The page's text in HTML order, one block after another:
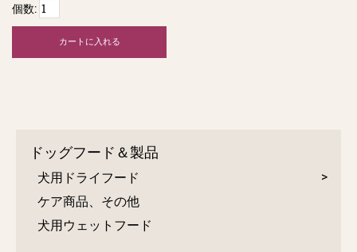
個数:
カートに入れる
ドッグフード＆製品
犬用ドライフード
ケア商品、その他
犬用ウェットフード